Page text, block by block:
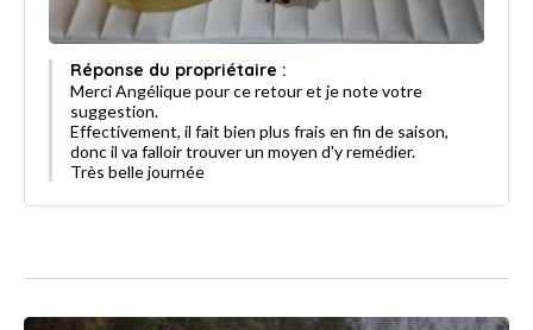
Réponse du propriétaire :
Merci Angélique pour ce retour et je note votre
suggestion.
Effectivement, il fait bien plus frais en fin de saison,
donc il va falloir trouver un moyen d'y remédier.
Très belle journée